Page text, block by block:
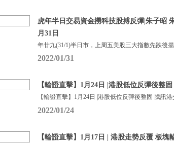
虎年半日交易資金撈科技股搏反彈|朱子昭
月31日
年廿九(31/1)半日市，上周五美股三大指數先跌後
2022/01/31
【輪證直擊】1月24日 |港股低位反彈後整
【輪證直擊】1月24日 |港股低位反彈後整固 騰訊
2022/01/24
【輪證直擊】1月17日 | 港股走勢反覆 板塊